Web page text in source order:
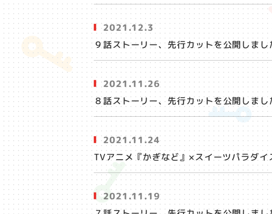
2021.12.3
９話ストーリー、先行カットを公開しまし
2021.11.26
８話ストーリー、先行カットを公開しまし
2021.11.24
TVアニメ『かぎなど』×スイーツパラダイ
2021.11.19